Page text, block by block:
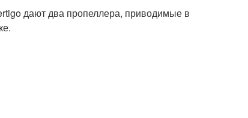
дают два пропеллера, приводимые в